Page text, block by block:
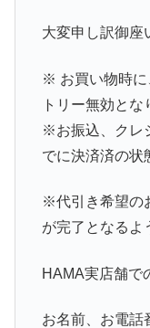
大変申し訳御座
※ お買い物時に
トリー無効とな
※お振込、クレ
でに決済済の状
※代引き希望の
が完了となるよ
HAMA実店舗で
お名前、お電